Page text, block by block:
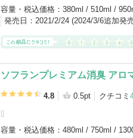
容量・税込価格： 380ml / 510ml /
発売日： 2021/2/24 (2024/3/6追加発
ソフランプレミアム消臭 アロ
4.8 0.5pt クチコミ
[]
容量・税込価格： 480ml / 750ml /